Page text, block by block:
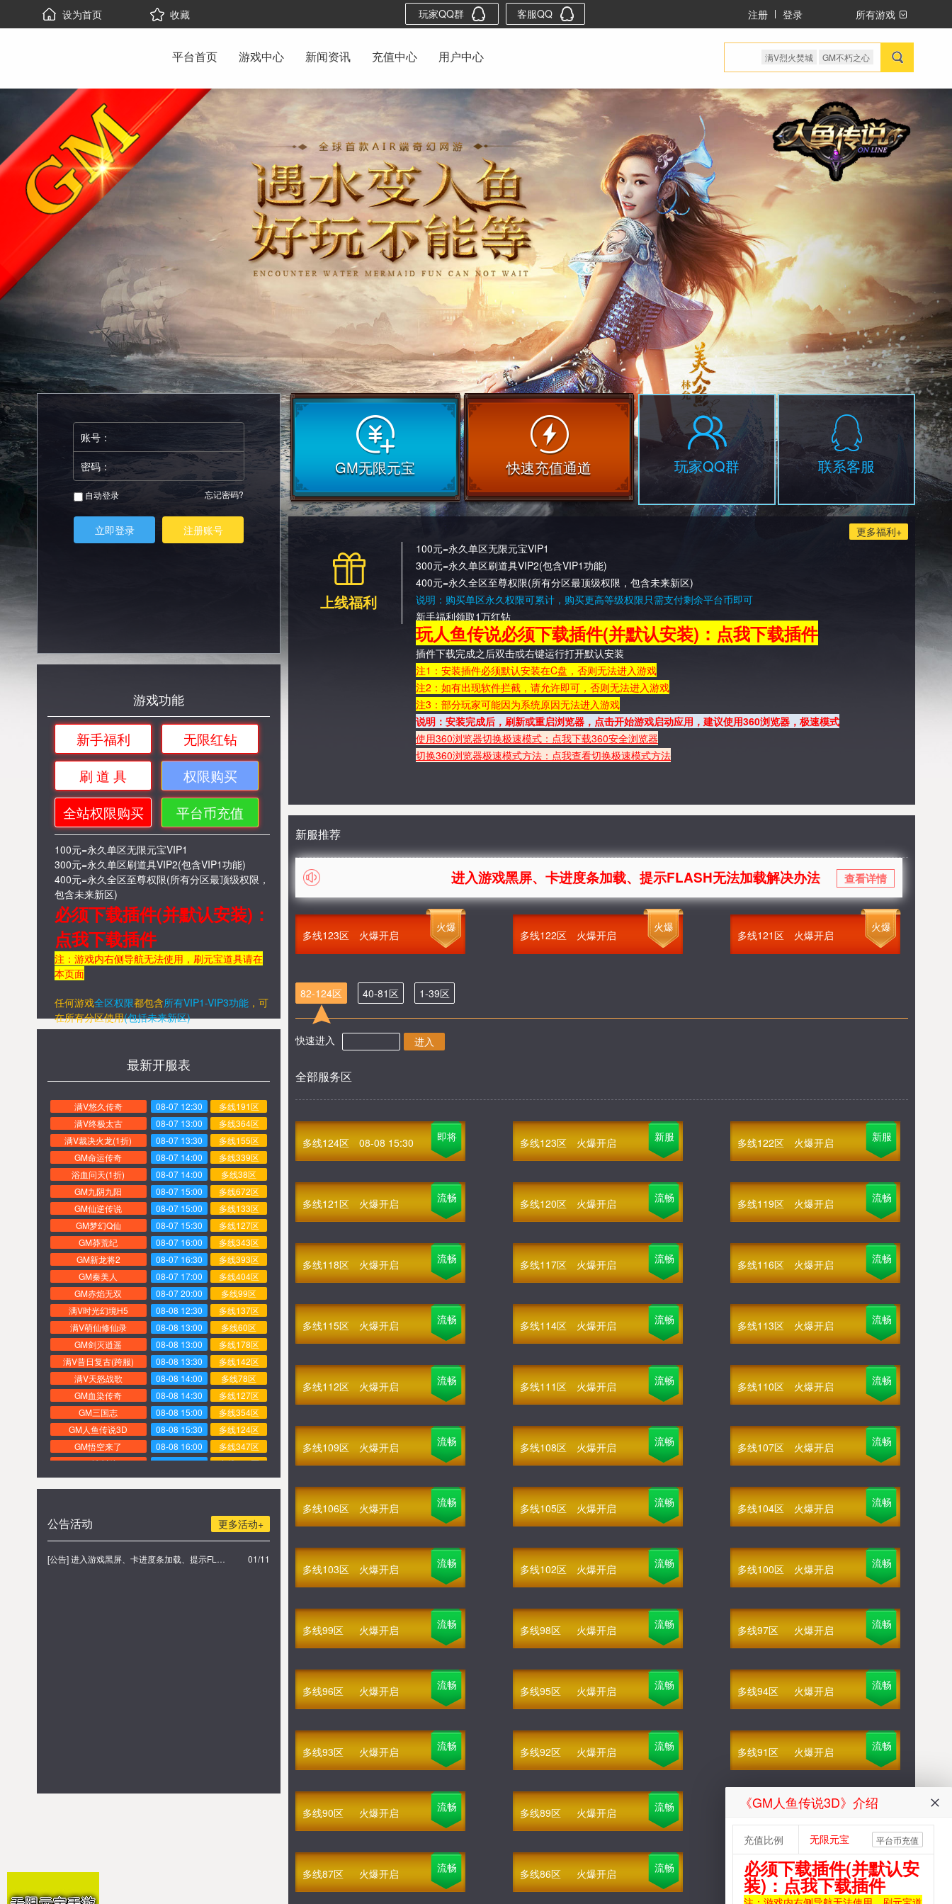
设为首页 收藏 玩家QQ群 客服QQ 所有游戏
注册 登录
平台首页 游戏中心 新闻资讯 充值中心 用户中心 满V烈火焚城 GM不朽之心
账号：
密码：
自动登录 忘记密码?
立即登录 注册账号
游戏功能
新手福利
无限红钻
刷 道 具
权限购买
全站权限购买
平台币充值
100元=永久单区无限元宝VIP1
300元=永久单区刷道具VIP2(包含VIP1功能)
400元=永久全区至尊权限(所有分区最顶级权限，
包含未来新区)
必须下载插件(并默认安装)：
点我下载插件
注：游戏内右侧导航无法使用，刷元宝道具请在
本页面
任何游戏全区权限都包含所有VIP1-VIP3功能 ， 可
在所有分区使用(包括未来新区)
最新开服表
满V悠久传奇 08-07 12:30
多线191区
满V终极太古
08-07 13:00
多线364区
满V裁决火龙(1折)
08-07 13:30
多线155区
GM命运传奇
08-07 14:00
多线339区
浴血问天(1折)
08-07 14:00
多线38区
GM九阴九阳
08-07 15:00
多线672区
GM仙逆传说
08-07 15:00
多线133区
GM梦幻Q仙
08-07 15:30
多线127区
GM莽荒纪
08-07 16:00
多线343区
GM新龙将2
08-07 16:30
多线393区
GM秦美人
08-07 17:00
多线404区
GM赤焰无双
08-07 20:00
多线99区
满V时光幻境H5
08-08 12:30
多线137区
满V萌仙修仙录
08-08 13:00
多线60区
GM剑灭逍遥
08-08 13:00
多线178区
满V昔日复古(跨服)
08-08 13:30
多线142区
满V天怒战歌
08-08 14:00
多线78区
GM血染传奇
08-08 14:30
多线127区
GM三国志
08-08 15:00
多线354区
GM人鱼传说3D
08-08 15:30
多线124区
GM悟空来了
08-08 16:00
多线347区
GM冰封侠
08-08 16:30
多线326区
GM三国街机
08-08 17:00
多线131区
多线169区
GM至尊武神
多线140区
满V乐蜀三国
08-06 15:00
多线209区
满V萌仙修仙录
满V时光幻境H5
更多活动+
公告活动
[公告] 进入游戏黑屏、卡进度条加载、提示FLASH无法加载解决办法 01/11
GM无限元宝 快速充值通道 玩家QQ群 联系客服
更多福利+
上线福利
100元=永久单区无限元宝VIP1
300元=永久单区刷道具VIP2(包含VIP1功能)
400元=永久全区至尊权限(所有分区最顶级权限，包含未来新区)
说明：购买单区永久权限可累计，购买更高等级权限只需支付剩余平台币即可
新手福利领取1万红钻
玩人鱼传说必须下载插件(并默认安装)：点我下载插件
插件下载完成之后双击或右键运行打开默认安装
注1：安装插件必须默认安装在C盘，否则无法进入游戏
注2：如有出现软件拦截，请允许即可， 否则无法进入游戏
注3：部分玩家可能因为系统原因无法进入游戏
说明：安装完成后，刷新或重启浏览器，点击开始游戏启动应用，建议使用360浏览器，极速模式
使用360浏览器切换极速模式：点我下载360安全浏览器
切换360浏览器极速模式方法：点我查看切换极速模式方法
新服推荐
进入游戏黑屏、卡进度条加载、提示FLASH无法加载解决办法 查看详情
多线123区 火爆开启
火爆
多线122区 火爆开启
火爆
多线121区 火爆开启
火爆
82-124区 40-81区 1-39区
快速进入 进入
全部服务区
多线124区 08-08 15:30 即将 多线123区 火爆开启 新服 多线122区 火爆开启 新服
多线121区 火爆开启 流畅 多线120区 火爆开启 流畅 多线119区 火爆开启 流畅
多线118区 火爆开启 流畅 多线117区 火爆开启 流畅 多线116区 火爆开启 流畅
多线115区 火爆开启 流畅 多线114区 火爆开启 流畅 多线113区 火爆开启 流畅
多线112区 火爆开启 流畅 多线111区 火爆开启 流畅 多线110区 火爆开启 流畅
多线109区 火爆开启 流畅 多线108区 火爆开启 流畅 多线107区 火爆开启 流畅
多线106区 火爆开启 流畅 多线105区 火爆开启 流畅 多线104区 火爆开启 流畅
多线103区 火爆开启 流畅 多线102区 火爆开启 流畅 多线100区 火爆开启 流畅
多线99区 火爆开启 流畅 多线98区 火爆开启 流畅 多线97区 火爆开启 流畅
多线96区 火爆开启 流畅 多线95区 火爆开启 流畅 多线94区 火爆开启 流畅
多线93区 火爆开启 流畅 多线92区 火爆开启 流畅 多线91区 火爆开启 流畅
多线90区 火爆开启 流畅 多线89区 火爆开启 流畅 多线88区 火爆开启 流畅
多线87区 火爆开启 流畅 多线86区 火爆开启 流畅 多线85区 火爆开启 流畅
《GM人鱼传说3D》介绍
充值比例 无限元宝 平台币充值
必须下载插件(并默认安
装)：点我下载插件